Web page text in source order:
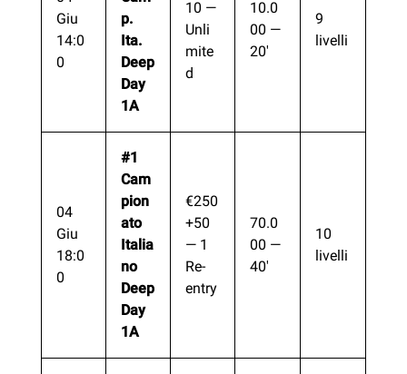
Giu
14:0
0
p.
Ita.
Deep
Day
1A
10 —
Unli
mite
d
10.0
00 —
20′
9
livelli
04
Giu
18:0
0
#1
Cam
pion
ato
Italia
no
Deep
Day
1A
€250
+50
— 1
Re-
entry
70.0
00 —
40′
10
livelli